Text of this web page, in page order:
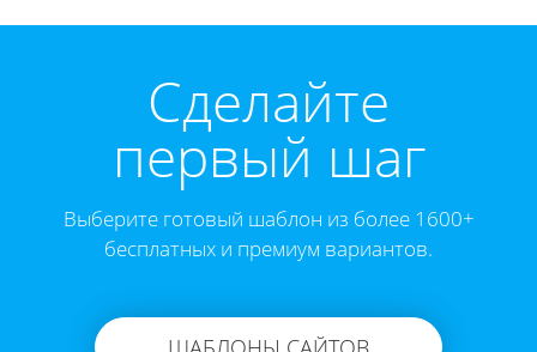
Cделайте
первый шаг
Выберите готовый шаблон из более 1600+
бесплатных и премиум вариантов.